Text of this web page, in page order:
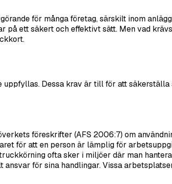
för många företag, särskilt inom
ett säkert och effektivt sätt. Men vad
Dessa krav är till för att säkerställa
föreskrifter (AFS 2006:7) om
för att en person är lämplig för
ofta sker i miljöer där man
för sina handlingar. Vissa